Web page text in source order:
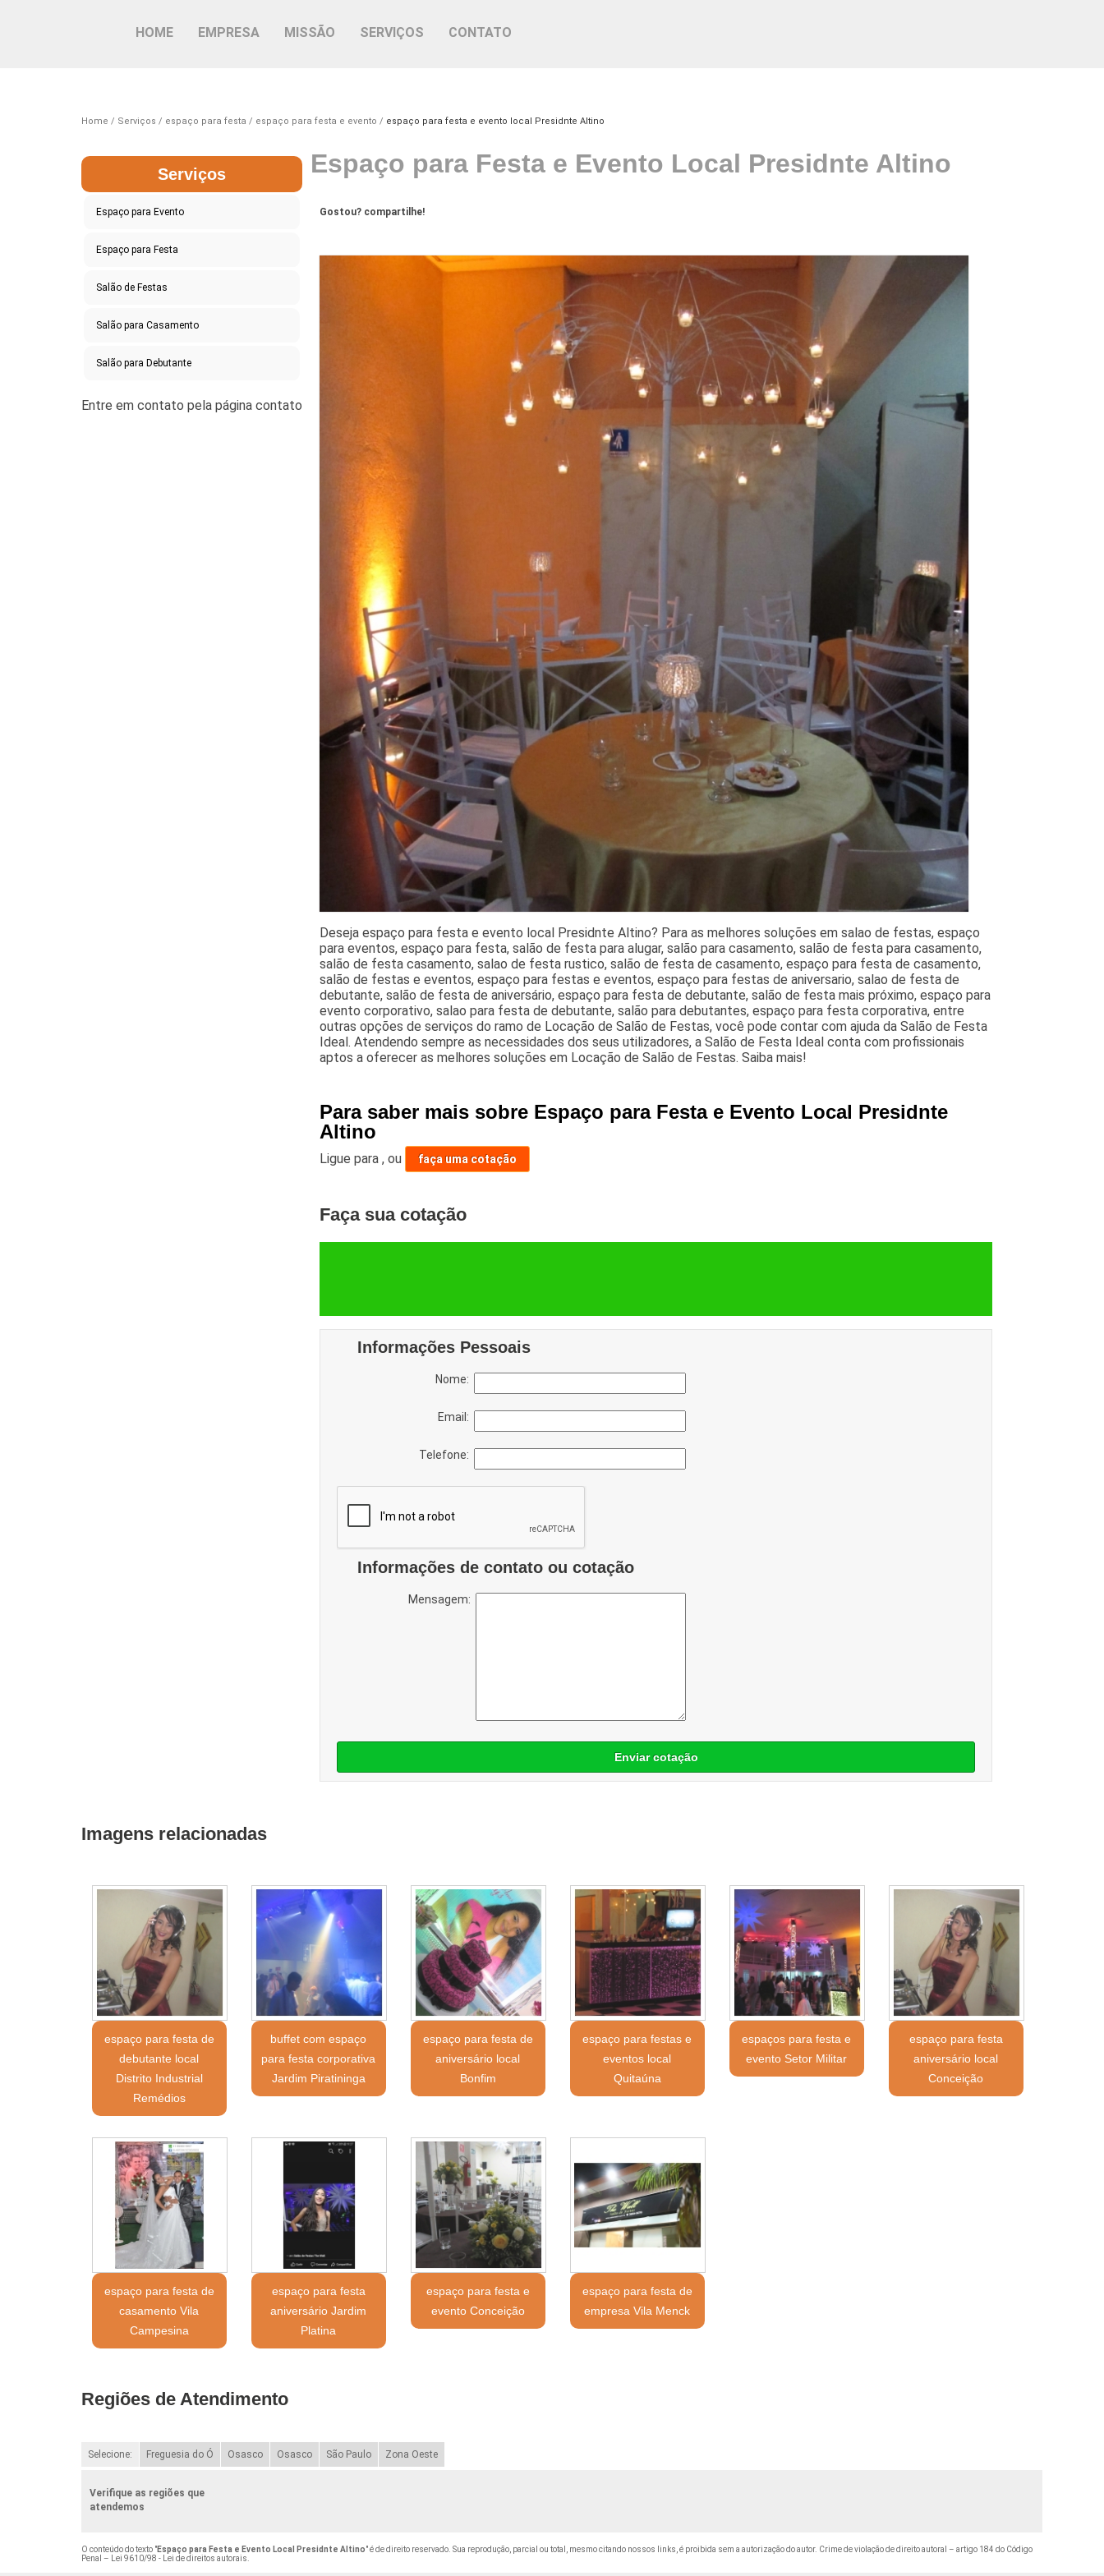
HOME EMPRESA MISSÃO SERVIÇOS CONTATO
Home Serviços espaço para festa espaço para festa e evento espaço para festa e evento local Presidnte Altino
Serviços
Espaço para Evento
Espaço para Festa
Salão de Festas
Salão para Casamento
Salão para Debutante
Espaço para Festa e Evento Local Presidnte Altino
Gostou? compartilhe!
Deseja espaço para festa e evento local Presidnte Altino? Para as melhores soluções em salao de festas, espaço
para eventos, espaço para festa, salão de festa para alugar, salão para casamento, salão de festa para casamento,
salão de festa casamento, salao de festa rustico, salão de festa de casamento, espaço para festa de casamento,
salão de festas e eventos, espaço para festas e eventos, espaço para festas de aniversario, salao de festa de
debutante, salão de festa de aniversário, espaço para festa de debutante, salão de festa mais próximo, espaço para
evento corporativo, salao para festa de debutante, salão para debutantes, espaço para festa corporativa, entre
outras opções de serviços do ramo de Locação de Salão de Festas, você pode contar com ajuda da Salão de Festa
Ideal. Atendendo sempre as necessidades dos seus utilizadores, a Salão de Festa Ideal conta com profissionais
aptos a oferecer as melhores soluções em Locação de Salão de Festas. Saiba mais!
Para saber mais sobre Espaço para Festa e Evento Local Presidnte
Altino
Ligue para,ou faça uma cotação
Faça sua cotação
Informações Pessoais
Nome:
Email:
Telefone:
Informações de contato ou cotação
Mensagem:
Enviar cotação
Imagens relacionadas
espaço para festa de
debutante local
Distrito Industrial
Remédios
buffet com espaço
para festa corporativa
Jardim Piratininga
espaço para festa de
aniversário local
Bonfim
espaço para festas e
eventos local
Quitaúna
espaços para festa e
evento Setor Militar
espaço para festa
aniversário local
Conceição
espaço para festa de
casamento Vila
Campesina
espaço para festa
aniversário Jardim
Platina
espaço para festa e
evento Conceição
espaço para festa de
empresa Vila Menck
Regiões de Atendimento
Selecione: Freguesia do Ó Osasco Osasco São Paulo Zona Oeste
Verifique as regiões que
atendemos
O conteúdo do texto "Espaço para Festa e Evento Local Presidnte Altino" é de direito reservado. Sua reprodução, parcial ou total, mesmo citando nossos links, é proibida sem a autorização do autor. Crime de violação de direito autoral – artigo 184 do Código
Penal –
Lei 9610/98 - Lei de direitos autorais